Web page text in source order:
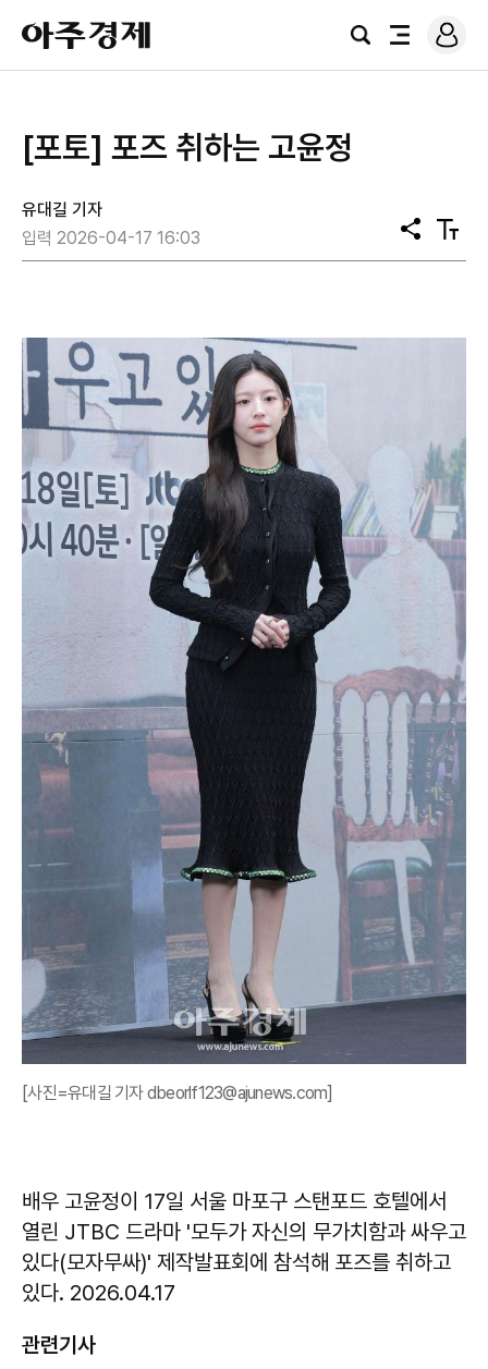
아
주
경
검
전
로
그
[포토] 포즈 취하는 고윤정
유대길 기자
입력 2026-04-17 16:03
공
유
텍
스
[사진=유대길 기자 dbeorlf123@ajunews.com]
배우 고윤정이 17일 서울 마포구 스탠포드 호텔에서
열린 JTBC 드라마 '모두가 자신의 무가치함과 싸우고
있다(모자무싸)' 제작발표회에 참석해 포즈를 취하고
있다. 2026.04.17
관련기사